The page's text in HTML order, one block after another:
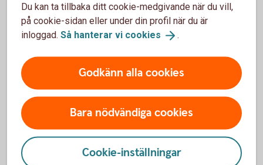
Frida Persson
Du kan ta tillbaka ditt cookie-medgivande när du vill,
på cookie-sidan eller under din profil när du är
inloggad. Så hanterar vi cookies .
Godkänn alla cookies
Bara nödvändiga cookies
Cookie-inställningar